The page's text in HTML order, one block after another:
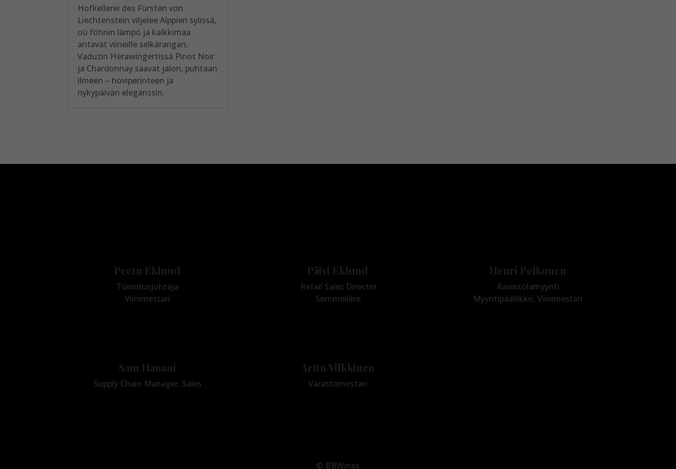
Hofkellerei des Fürsten von
Liechtenstein viljelee Alppien sylissä,
où föhnin lämpö ja kalkkimaa
antavat viineille selkärangan.
Vaduzin Herawingertissä Pinot Noir
ja Chardonnay saavat jalon, puhtaan
ilmeen – hoviperinteen ja
nykypäivän eleganssin.
Peetu Eklund
Toimitusjohtaja
Viinimestari
Päivi Eklund
Retail Sales Director
Sommelière
Henri Pelkonen
Ravintolamyynti
Myyntipäällikkö, Viinimestari
Sam Hanani
Supply Chain Manager, Sales
Arttu Vilkkinen
Varastomestari
© BBWines